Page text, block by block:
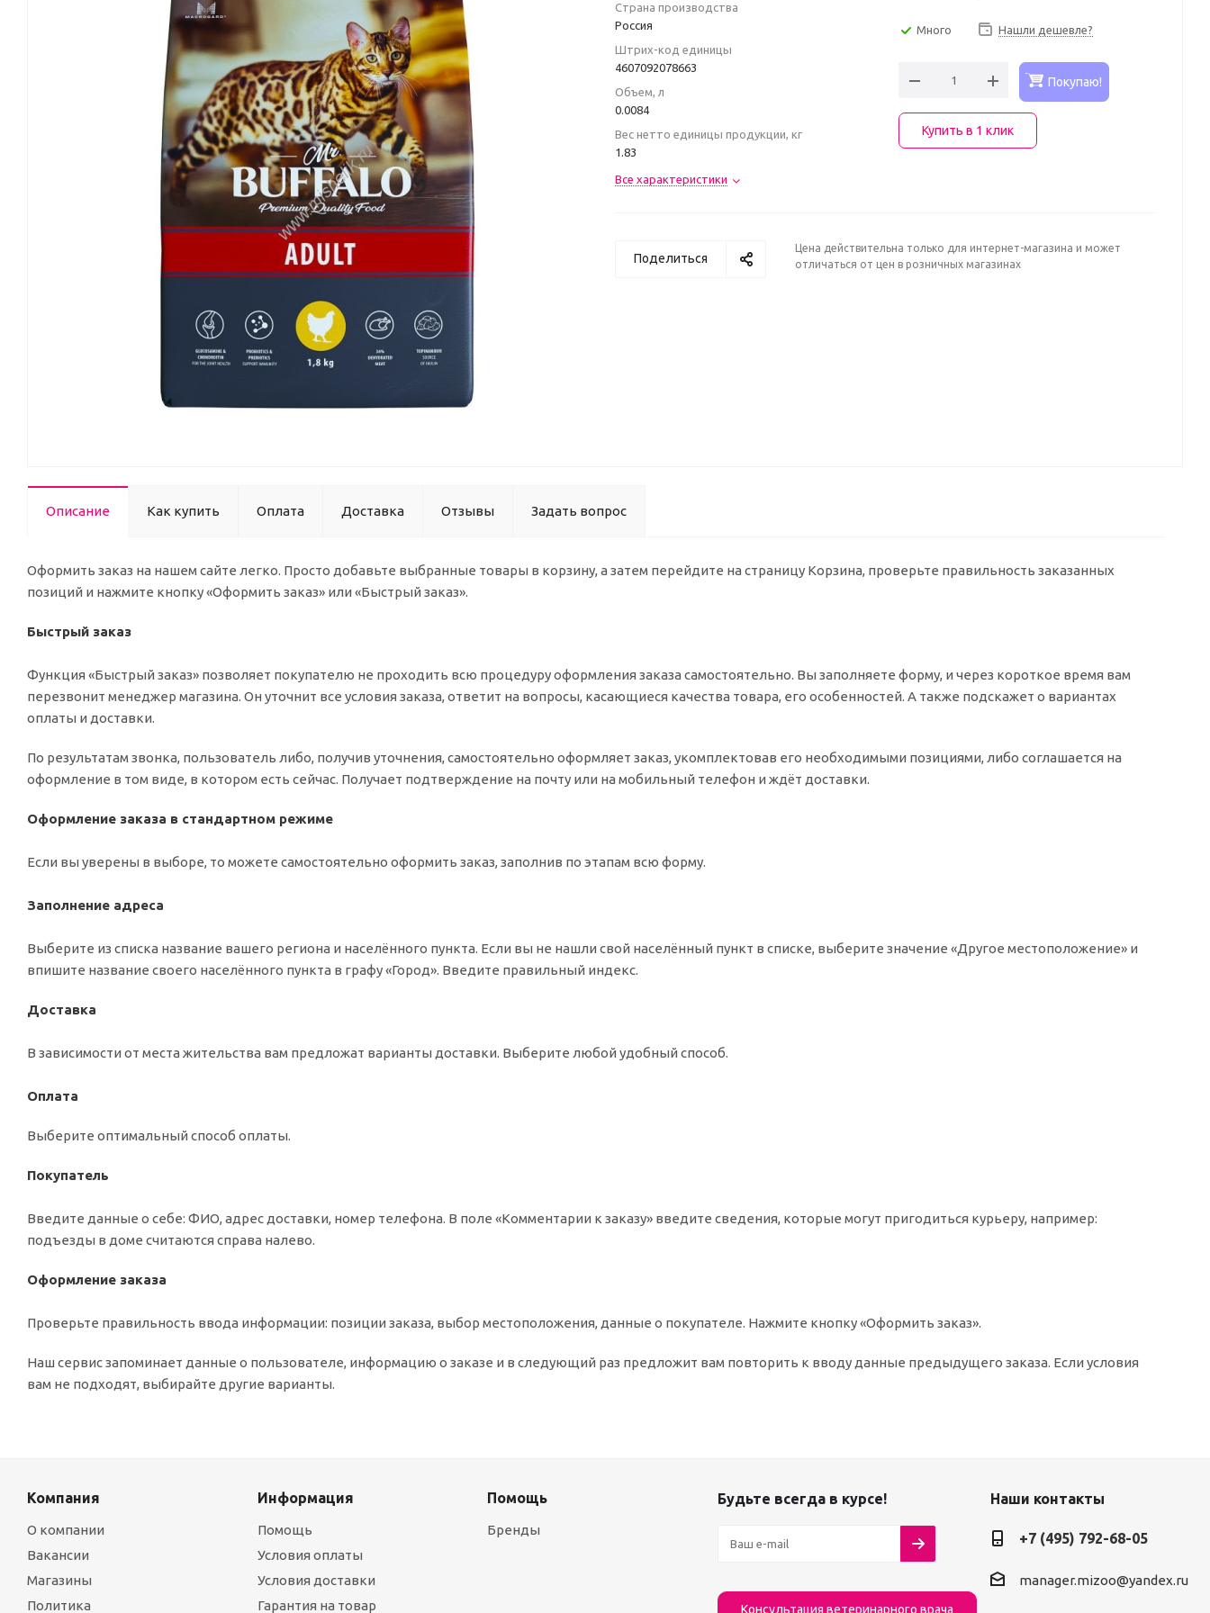
Страна производства
Poccия
Штрих-код единицы
4607092078663
Объем, л
0.0084
Вес нетто единицы продукции, кг
1.83
Все характеристики
Много Нашли дешевле?
Покупаю!
Купить в 1 клик
Поделиться
Цена действительна только для интернет-магазина и может
отличаться от цен в розничных магазинах
Описание Как купить Оплата Доставка Отзывы Задать вопрос
Оформить заказ на нашем сайте легко. Просто добавьте выбранные товары в корзину, а затем перейдите на страницу Корзина, проверьте правильность заказанных
позиций и нажмите кнопку «Оформить заказ» или «Быстрый заказ».
Быстрый заказ
Функция «Быстрый заказ» позволяет покупателю не проходить всю процедуру оформления заказа самостоятельно. Вы заполняете форму, и через короткое время вам
перезвонит менеджер магазина. Он уточнит все условия заказа, ответит на вопросы, касающиеся качества товара, его особенностей. А также подскажет о вариантах
оплаты и доставки.
По результатам звонка, пользователь либо, получив уточнения, самостоятельно оформляет заказ, укомплектовав его необходимыми позициями, либо соглашается на
оформление в том виде, в котором есть сейчас. Получает подтверждение на почту или на мобильный телефон и ждёт доставки.
Оформление заказа в стандартном режиме
Если вы уверены в выборе, то можете самостоятельно оформить заказ, заполнив по этапам всю форму.
Заполнение адреса
Выберите из списка название вашего региона и населённого пункта. Если вы не нашли свой населённый пункт в списке, выберите значение «Другое местоположение» и
впишите название своего населённого пункта в графу «Город». Введите правильный индекс.
Доставка
В зависимости от места жительства вам предложат варианты доставки. Выберите любой удобный способ.
Оплата
Выберите оптимальный способ оплаты.
Покупатель
Введите данные о себе: ФИО, адрес доставки, номер телефона. В поле «Комментарии к заказу» введите сведения, которые могут пригодиться курьеру, например:
подъезды в доме считаются справа налево.
Оформление заказа
Проверьте правильность ввода информации: позиции заказа, выбор местоположения, данные о покупателе. Нажмите кнопку «Оформить заказ».
Наш сервис запоминает данные о пользователе, информацию о заказе и в следующий раз предложит вам повторить к вводу данные предыдущего заказа. Если условия
вам не подходят, выбирайте другие варианты.
Компания
О компании
Вакансии
Магазины
Политика
Информация
Помощь
Условия оплаты
Условия доставки
Гарантия на товар
Помощь
Бренды
Будьте всегда в курсе!
Консультация ветеринарного врача
Наши контакты
+7 (495) 792-68-05
manager.mizoo@yandex.ru